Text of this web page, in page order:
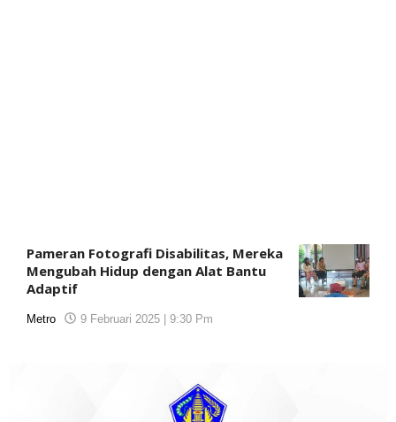
Pameran Fotografi Disabilitas, Mereka
Mengubah Hidup dengan Alat Bantu
Adaptif
Metro 9 Februari 2025 | 9:30 Pm